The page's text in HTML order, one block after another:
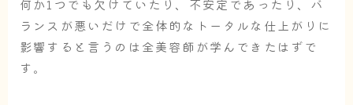
何か1つでも欠けていたり、不安定であったり、バ
ランスが悪いだけで全体的なトータルな仕上がりに
影響すると言うのは全美容師が学んできたはずで
す。